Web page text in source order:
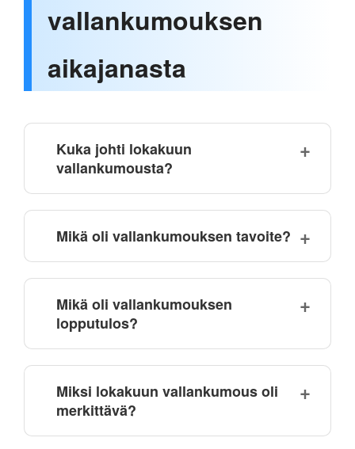
vallankumouksen
aikajanasta
Kuka johti lokakuun
vallankumousta?
Mikä oli vallankumouksen tavoite?
Mikä oli vallankumouksen
lopputulos?
Miksi lokakuun vallankumous oli
merkittävä?